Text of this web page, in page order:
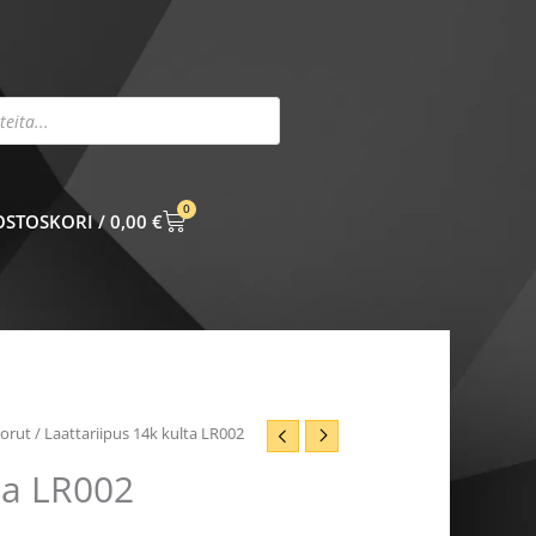
0,00 €
0
CART
/ Laattariipus 14k kulta LR002
LR002